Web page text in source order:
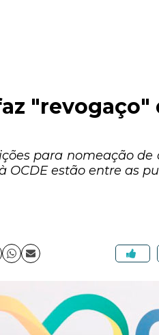
para nomeação
OCDE estão entre as